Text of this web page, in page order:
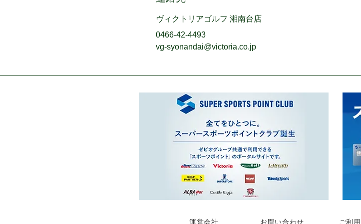
ヴィクトリアゴルフ 湘南台店
0466-42-4493
vg-syonandai@victoria.co.jp
運営会社 お問い合わせ ご利